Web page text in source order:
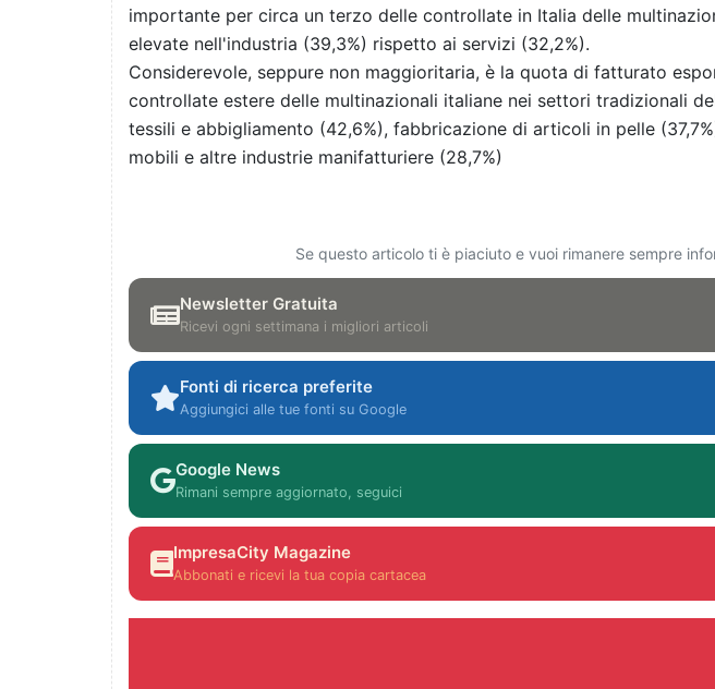
importante per circa un terzo delle controllate in Italia delle
elevate nell'industria (39,3%) rispetto ai servizi (32,2%).
Considerevole, seppure non maggioritaria, è la quota di fatturato
controllate estere delle multinazionali italiane nei settori tradizionali
tessili e abbigliamento (42,6%), fabbricazione di articoli in pelle
mobili e altre industrie manifatturiere (28,7%)
Se questo articolo ti è piaciuto e vuoi rimanere sempre
Newsletter Gratuita
Ricevi ogni settimana i migliori articoli
Fonti di ricerca preferite
Aggiungici alle tue fonti su Google
Google News
Rimani sempre aggiornato, seguici
ImpresaCity Magazine
Abbonati e ricevi la tua copia cartacea